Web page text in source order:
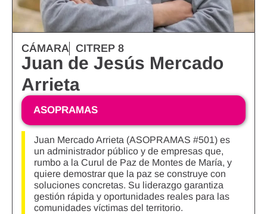
CÁMARA CITREP 8
Juan de Jesús Mercado
Arrieta
ASOPRAMAS
Juan Mercado Arrieta (ASOPRAMAS #501) es
un administrador público y de empresas que,
rumbo a la Curul de Paz de Montes de María, y
quiere demostrar que la paz se construye con
soluciones concretas. Su liderazgo garantiza
gestión rápida y oportunidades reales para las
comunidades víctimas del territorio.